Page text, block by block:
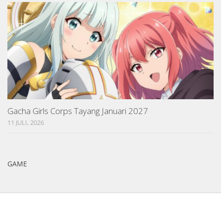
Gacha Girls Corps Tayang Januari 2027
11 JULI, 2026
GAME